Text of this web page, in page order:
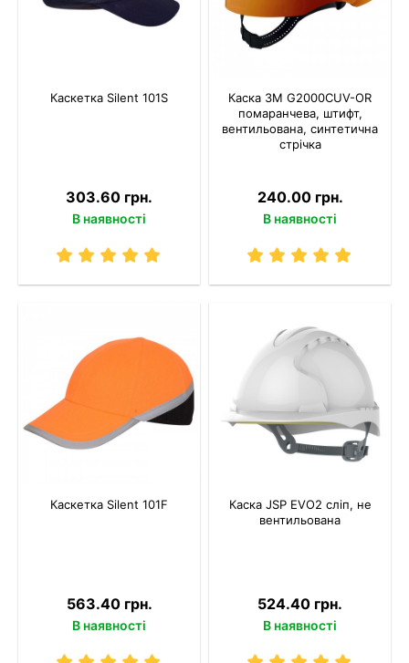
Каскетка Silent 101S
303.60 грн.
В наявності
Каска 3M G2000CUV-OR
помаранчева, штифт,
вентильована, синтетична
стрічка
240.00 грн.
В наявності
Каскетка Silent 101F
563.40 грн.
В наявності
Каска JSP EVO2 сліп, не
вентильована
524.40 грн.
В наявності